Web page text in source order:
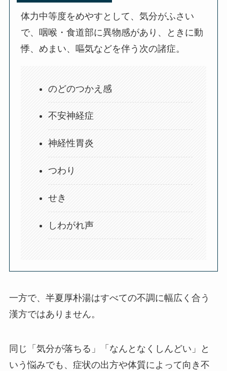
体力中等度をめやすとして、気分がふさい
で、咽喉・食道部に異物感があり、ときに動
悸、めまい、嘔気などを伴う次の諸症。
のどのつかえ感
不安神経症
神経性胃炎
つわり
せき
しわがれ声
一方で、半夏厚朴湯はすべての不調に幅広く合う
漢方ではありません。
同じ「気分が落ちる」「なんとなくしんどい」と
いう悩みでも、症状の出方や体質によって向き不